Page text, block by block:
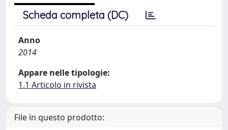
Scheda completa (DC)
Anno
2014
Appare nelle tipologie:
1.1 Articolo in rivista
File in questo prodotto: